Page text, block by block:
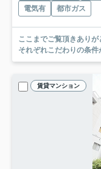
電気有
都市ガス
ここまでご覧頂きありがとうございます
それぞれこだわりの条
賃貸マンション